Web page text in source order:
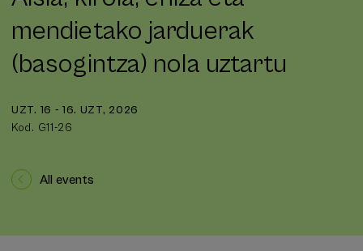
mendietako jarduerak
(basogintza) nola uztartu
UZT. 16 - 16. UZT, 2026
Kod. G11-26
All events